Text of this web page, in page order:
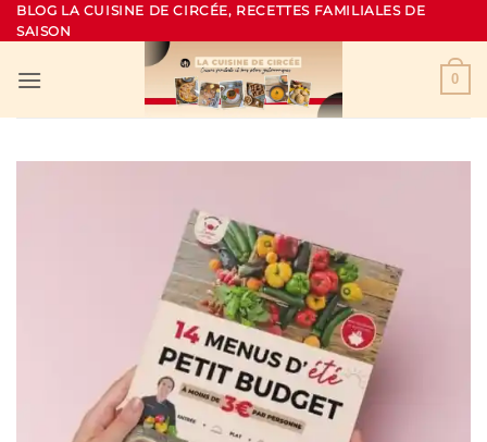
Passer
au
BLOG LA CUISINE DE CIRCÉE, RECETTES FAMILIALES DE
SAISON
0